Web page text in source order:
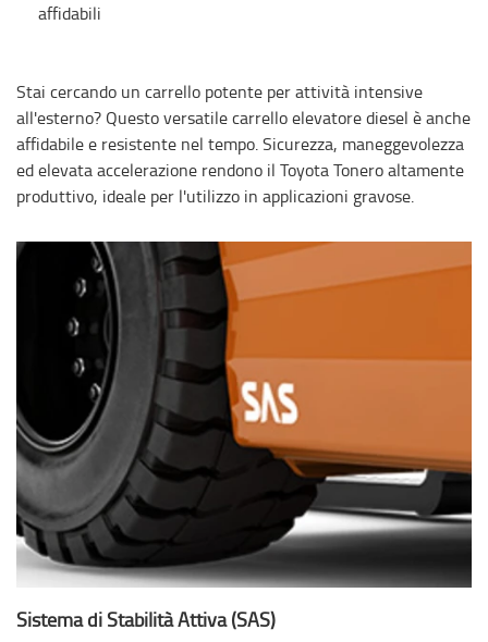
affidabili
Stai cercando un carrello potente per attività intensive
all'esterno? Questo versatile carrello elevatore diesel è anche
affidabile e resistente nel tempo. Sicurezza, maneggevolezza
ed elevata accelerazione rendono il Toyota Tonero altamente
produttivo, ideale per l'utilizzo in applicazioni gravose.
Sistema di Stabilità Attiva (SAS)